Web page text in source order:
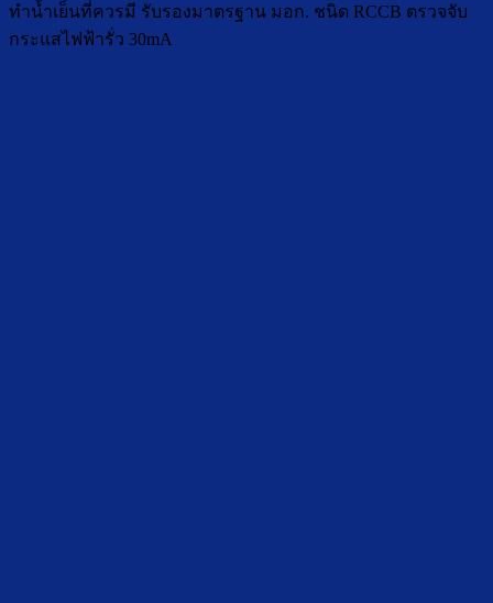
ทำน้ำเย็นที่ควรมี รับรองมาตรฐาน มอก. ชนิด RCCB ตรวจจับ
กระแสไฟฟ้ารั่ว 30mA